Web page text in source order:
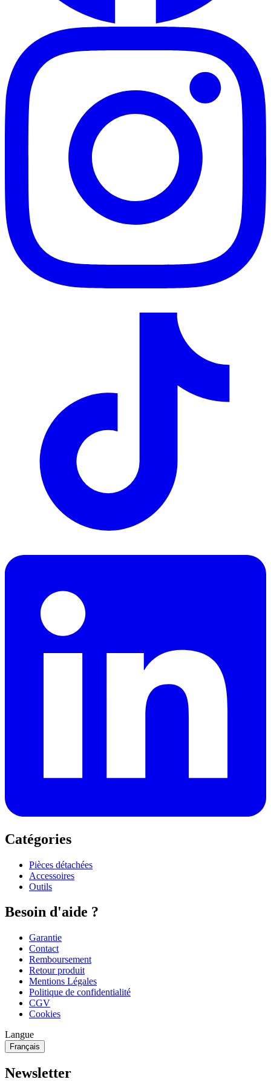
Catégories
Pièces détachées
Accessoires
Outils
Besoin d'aide ?
Garantie
Contact
Remboursement
Retour produit
Mentions Légales
Politique de confidentialité
CGV
Cookies
Langue
Français
Newsletter